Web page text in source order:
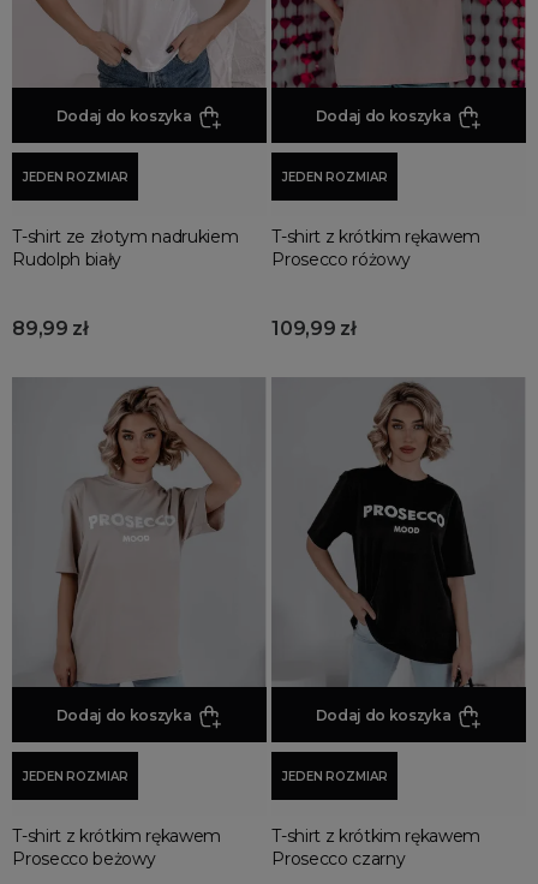
Dodaj do koszyka
JEDEN ROZMIAR
T-shirt ze złotym nadrukiem
Rudolph biały
89,99 zł
Dodaj do koszyka
JEDEN ROZMIAR
T-shirt z krótkim rękawem
Prosecco różowy
109,99 zł
Dodaj do koszyka
JEDEN ROZMIAR
T-shirt z krótkim rękawem
Prosecco beżowy
Dodaj do koszyka
JEDEN ROZMIAR
T-shirt z krótkim rękawem
Prosecco czarny